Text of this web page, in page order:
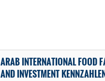
ARAB INTERNATIONAL FOOD
AND INVESTMENT